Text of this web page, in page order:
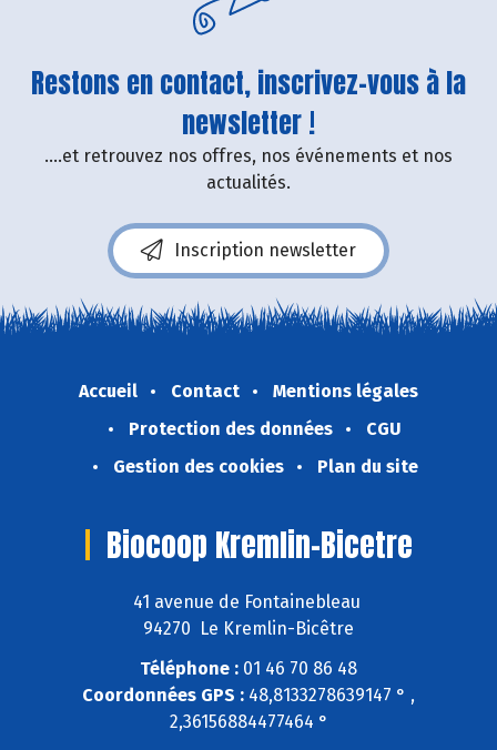
Restons en contact, inscrivez-vous à la
newsletter !
....et retrouvez nos offres, nos événements et nos
actualités.
Inscription newsletter
Accueil Contact
Mentions légales
Protection des données
CGU
Gestion des cookies
Plan du site
Biocoop Kremlin-Bicetre
41 avenue de Fontainebleau
94270 Le Kremlin-Bicêtre
Téléphone : 01 46 70 86 48
Coordonnées GPS : 48,8133278639147 ° ,
2,36156884477464 °